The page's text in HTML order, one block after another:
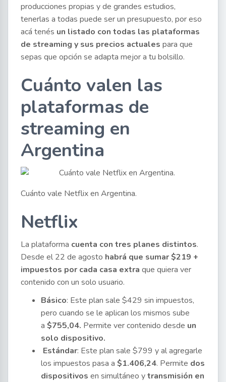
producciones propias y de grandes estudios,
tenerlas a todas puede ser un presupuesto, por eso
acá tenés un listado con todas las plataformas
de streaming y sus precios actuales para que
sepas que opción se adapta mejor a tu bolsillo.
Cuánto valen las
plataformas de
streaming en
Argentina
Cuánto vale Netflix en Argentina.
Netflix
La plataforma cuenta con tres planes distintos.
Desde el 22 de agosto habrá que sumar $219 +
impuestos por cada casa extra que quiera ver
contenido con un solo usuario.
Básico: Este plan sale $429 sin impuestos,
pero cuando se le aplican los mismos sube
a $755,04. Permite ver contenido desde un
solo dispositivo.
Estándar: Este plan sale $799 y al agregarle
los impuestos pasa a $1.406,24. Permite dos
dispositivos en simultáneo ytransmisión en